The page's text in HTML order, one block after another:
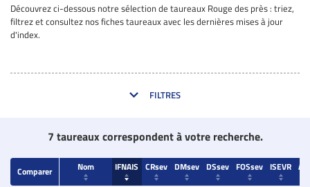
Découvrez ci-dessous notre sélection de taureaux Rouge des près : triez,
filtrez et consultez nos fiches taureaux avec les dernières mises à jour
d'index.
FILTRES
7 taureaux correspondent à votre recherche.
Comparer Nom IFNAIS CRsev DMsev DSsev FOSsev ISEVR